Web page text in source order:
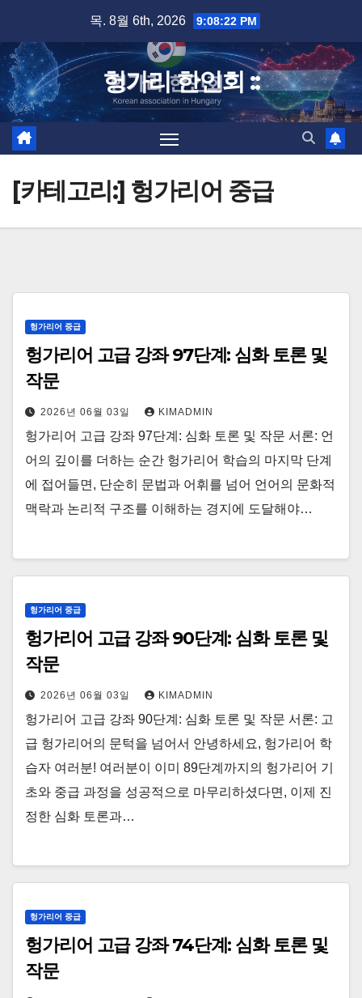
content
목. 8월 6th, 2026 9:08:23 PM
헝가리 한인회 ::
[카테고리:] 헝가리어 중급
헝가리어 중급
헝가리어 고급 강좌 97단계: 심화 토론 및
작문
2026년 06월 03일 KIMADMIN
헝가리어 고급 강좌 97단계: 심화 토론 및 작문 서론: 언
어의 깊이를 더하는 순간 헝가리어 학습의 마지막 단계
에 접어들면, 단순히 문법과 어휘를 넘어 언어의 문화적
맥락과 논리적 구조를 이해하는 경지에 도달해야…
헝가리어 중급
헝가리어 고급 강좌 90단계: 심화 토론 및
작문
2026년 06월 03일 KIMADMIN
헝가리어 고급 강좌 90단계: 심화 토론 및 작문 서론: 고
급 헝가리어의 문턱을 넘어서 안녕하세요, 헝가리어 학
습자 여러분! 여러분이 이미 89단계까지의 헝가리어 기
초와 중급 과정을 성공적으로 마무리하셨다면, 이제 진
정한 심화 토론과…
헝가리어 중급
헝가리어 고급 강좌 74단계: 심화 토론 및
작문